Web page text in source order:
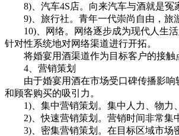
8)、汽车4S店。向来汽车与酒就是冤
9)、旅行社。青年一代崇尚自由，旅游
10)、网络。网络逐步成为现代人生活
针对性系统地对网络渠道进行开拓。
将婚宴用酒渠道作为目标客户的接触点
4、营销策划
由于婚宴用酒在市场受口碑传播影响
和顾客购买的吸引力。
1)、集中营销策划。集中人力、物力、
2)、快速营销策划。营销时间非常集
3)、密集营销策划。在目标区域市场